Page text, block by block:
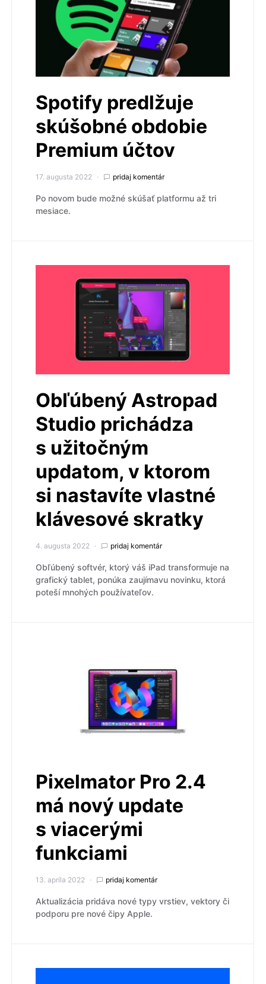
Spotify predlžuje
skúšobné obdobie
Premium účtov
17. augusta 2022 pridaj komentár
Po novom bude možné skúšať platformu až tri
mesiace.
Obľúbený Astropad
Studio prichádza
s užitočným
updatom, v ktorom
si nastavíte vlastné
klávesové skratky
4. augusta 2022 pridaj komentár
Obľúbený softvér, ktorý váš iPad transformuje na
grafický tablet, ponúka zaujímavu novinku, ktorá
poteší mnohých používateľov.
Pixelmator Pro 2.4
má nový update
s viacerými
funkciami
13. apríla 2022 pridaj komentár
Aktualizácia pridáva nové typy vrstiev, vektory či
podporu pre nové čipy Apple.